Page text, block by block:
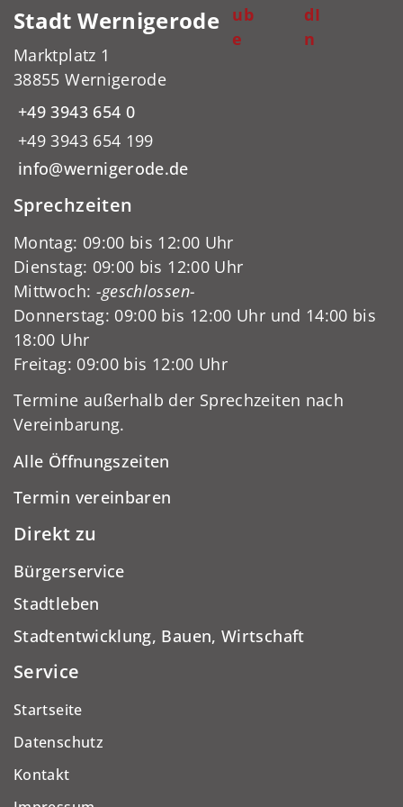
ub
e
dI
n
Stadt Wernigerode
Marktplatz 1
38855 Wernigerode
+49 3943 654 0
+49 3943 654 199
info@wernigerode.de
Sprechzeiten
Montag: 09:00 bis 12:00 Uhr
Dienstag: 09:00 bis 12:00 Uhr
Mittwoch: -geschlossen-
Donnerstag: 09:00 bis 12:00 Uhr und 14:00 bis
18:00 Uhr
Freitag: 09:00 bis 12:00 Uhr
Termine außerhalb der Sprechzeiten nach
Vereinbarung.
Alle Öffnungszeiten
Termin vereinbaren
Direkt zu
Bürgerservice
Stadtleben
Stadtentwicklung, Bauen, Wirtschaft
Service
Startseite
Datenschutz
Kontakt